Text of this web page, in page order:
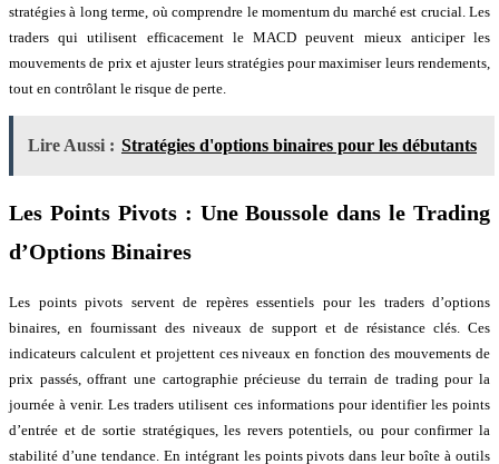
stratégies à long terme, où comprendre le momentum du marché est crucial. Les
traders qui utilisent efficacement le MACD peuvent mieux anticiper les
mouvements de prix et ajuster leurs stratégies pour maximiser leurs rendements,
tout en contrôlant le risque de perte.
Lire Aussi : Stratégies d'options binaires pour les débutants
Les Points Pivots : Une Boussole dans le Trading
d’Options Binaires
Les points pivots servent de repères essentiels pour les traders d’options
binaires, en fournissant des niveaux de support et de résistance clés. Ces
indicateurs calculent et projettent ces niveaux en fonction des mouvements de
prix passés, offrant une cartographie précieuse du terrain de trading pour la
journée à venir. Les traders utilisent ces informations pour identifier les points
d’entrée et de sortie stratégiques, les revers potentiels, ou pour confirmer la
stabilité d’une tendance. En intégrant les points pivots dans leur boîte à outils